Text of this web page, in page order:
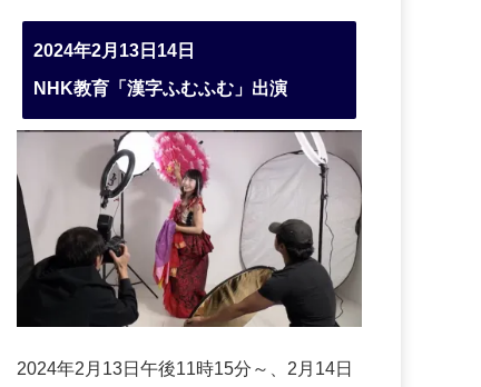
2024年2月13日14日
NHK教育「漢字ふむふむ」出演
2024年2月13日午後11時15分～、2月14日